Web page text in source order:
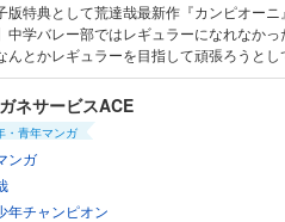
版特典として荒達哉最新作『カンピオー
中学バレー部ではレギュラーになれなか
んとかレギュラーを目指して頑張ろうと
の3人は元・中学東京選抜であった。青春
ネサービスACE
・青年マンガ
ンガ
年チャンピオン